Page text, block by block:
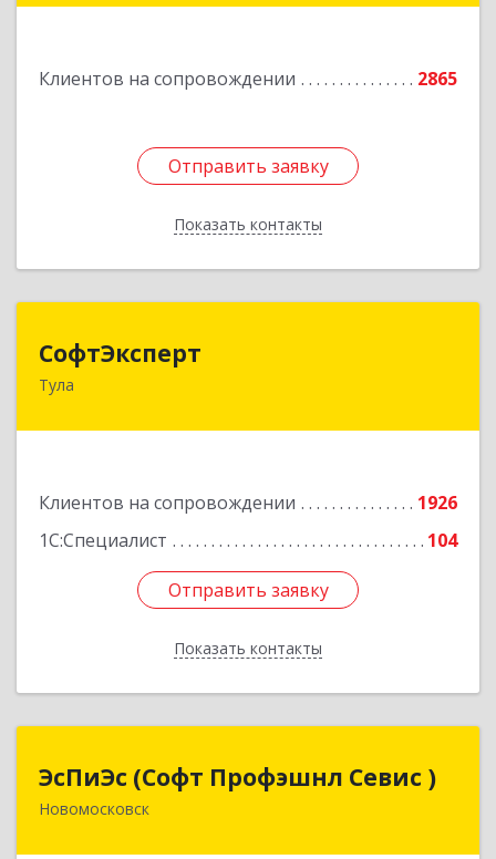
Клиентов на сопровождении 2865
Отправить заявку
Показать контакты
Отправить заявку
Назад
СофтЭксперт
Тула
Клиентов на сопровождении
1926
1С:Специалист
104
Отправить заявку
Показать контакты
300013, Тульская обл, Тула г, Болдина ул, дом №
Отправить заявку
Назад
ЭсПиЭс (Софт Профэшнл Севис )
Новомосковск
ЭсПиЭс (Софт Профэшнл Севис )
301659, Тульская обл, Новомосковский р-н,